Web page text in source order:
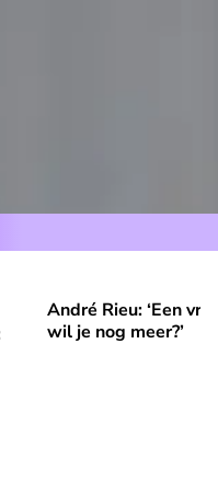
taak was vooral niet
André Rieu: ‘Een
⭐Premium
André Rieu: ‘Een
wil je nog meer?’